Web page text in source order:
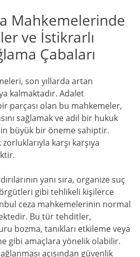
Mahkemelerinde
ve İstikrarlı
Çabaları
son yıllarda artan
kalmaktadır. Adalet
parçası olan bu mahkemeler,
sağlamak ve adil bir hukuk
büyük bir öneme sahiptir.
karşı karşıya
yanı sıra, organize suç
gibi tehlikeli kişilerce
ceza mahkemelerinin normal
Bu tür tehditler,
bozma, tanıkları etkileme veya
gibi amaçlara yönelik olabilir.
açısından güvenlik